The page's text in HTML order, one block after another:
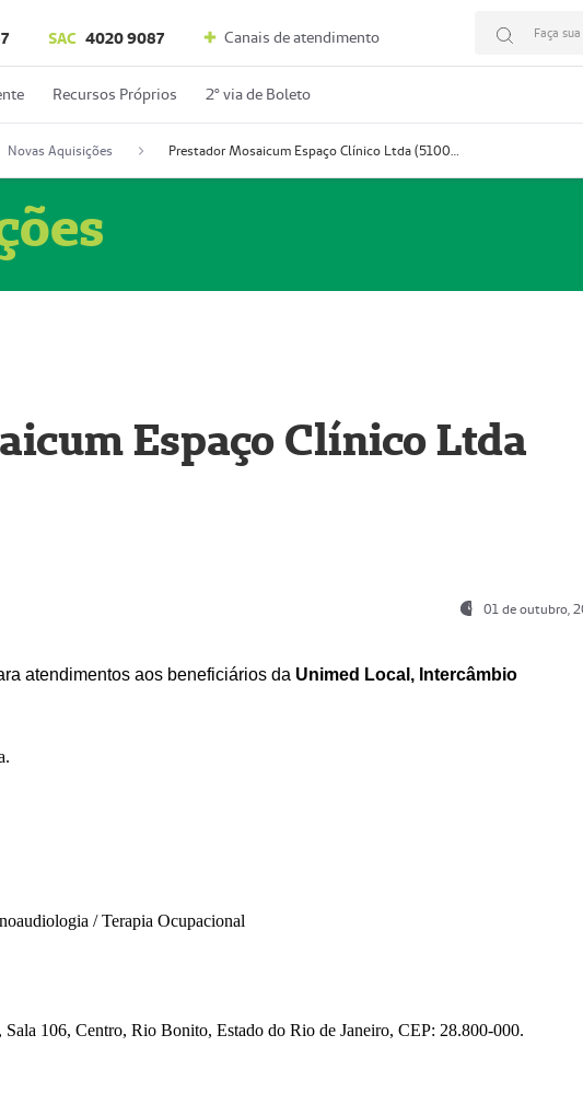
SAC 4020 9087 Canais de atendimento Faça
Recursos Próprios 2º via de Boleto
Novas Aquisições Prestador Mosaicum Espaço Clínico Ltda (51004352-0)
Espaço Clínico Ltda
01 de outubro,
atendimentos aos beneficiários da Unimed Local, Intercâmbio
/ Terapia Ocupacional
106, Centro, Rio Bonito, Estado do Rio de Janeiro, CEP: 28.800-000.